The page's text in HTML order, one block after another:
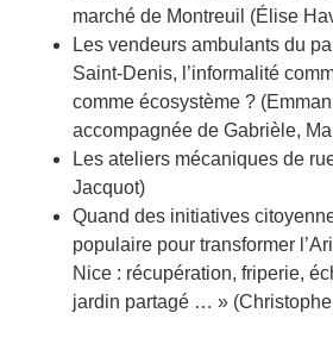
marché de Montreuil (Élise
Les vendeurs ambulants du
Saint-Denis, l’informalité
comme écosystème ?
accompagnée de Gabrièle,
Les ateliers mécaniques de
Jacquot)
Quand des initiatives
populaire pour transformer
Nice : récupération, friperie,
jardin partagé … »